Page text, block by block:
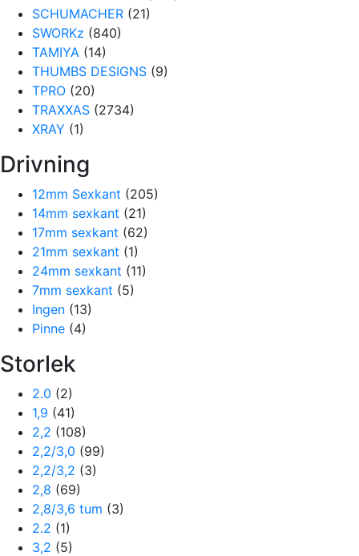
SCHUMACHER (21)
SWORKz (840)
TAMIYA (14)
THUMBS DESIGNS (9)
TPRO (20)
TRAXXAS (2734)
XRAY (1)
Drivning
12mm Sexkant (205)
14mm sexkant (21)
17mm sexkant (62)
21mm sexkant (1)
24mm sexkant (11)
7mm sexkant (5)
Ingen (13)
Pinne (4)
Storlek
2.0 (2)
1,9 (41)
2,2 (108)
2,2/3,0 (99)
2,2/3,2 (3)
2,8 (69)
2,8/3,6 tum (3)
2.2 (1)
3,2 (5)